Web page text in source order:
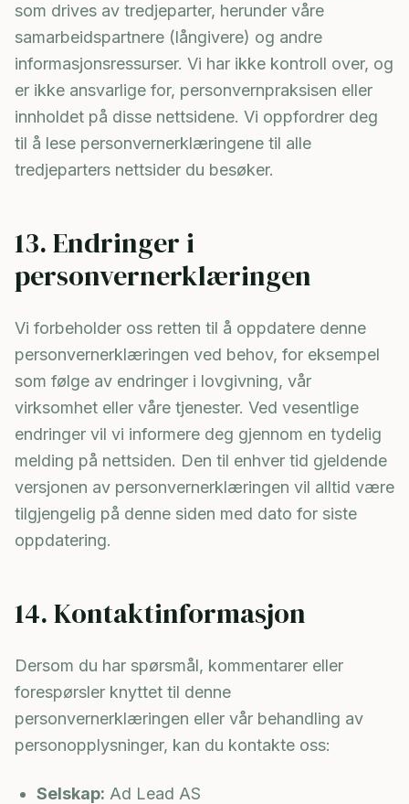
som drives av tredjeparter, herunder våre
samarbeidspartnere (långivere) og andre
informasjonsressurser. Vi har ikke kontroll over, og
er ikke ansvarlige for, personvernpraksisen eller
innholdet på disse nettsidene. Vi oppfordrer deg
til å lese personvernerklæringene til alle
tredjeparters nettsider du besøker.
13. Endringer i
personvernerklæringen
Vi forbeholder oss retten til å oppdatere denne
personvernerklæringen ved behov, for eksempel
som følge av endringer i lovgivning, vår
virksomhet eller våre tjenester. Ved vesentlige
endringer vil vi informere deg gjennom en tydelig
melding på nettsiden. Den til enhver tid gjeldende
versjonen av personvernerklæringen vil alltid være
tilgjengelig på denne siden med dato for siste
oppdatering.
14. Kontaktinformasjon
Dersom du har spørsmål, kommentarer eller
forespørsler knyttet til denne
personvernerklæringen eller vår behandling av
personopplysninger, kan du kontakte oss:
Selskap: Ad Lead AS